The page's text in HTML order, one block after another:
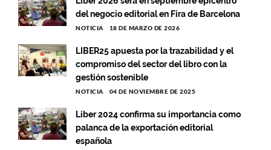
del negocio editorial en Fira de Barcelona
NOTICIA 18 DE MARZO DE 2026
LIBER25 apuesta por la trazabilidad y el
compromiso del sector del libro con la
gestión sostenible
NOTICIA 04 DE NOVIEMBRE DE 2025
Liber 2024 confirma su importancia como
palanca de la exportación editorial
española